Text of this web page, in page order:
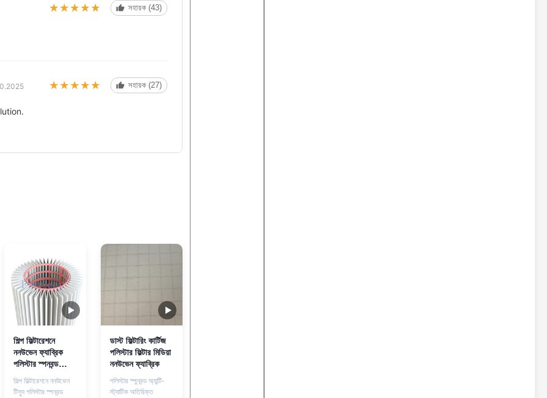
★★★★★
★★★★★ সহায়ক (43)
★★★★★
★★★★★ সহায়ক (27)
শিল্প ফিল্টারেশনে
ননউভেন ফ্যাব্রিক
পলিস্টার স্পনবন্ড
পিটিএফই ঝিল্লি
শিল্প ফিল্টারেশনে ননউভেন
টিস্যু পলিস্টার স্পনবন্ড
ডাস্ট ফিল্টারিং কার্টিজ
পলিস্টার ফিল্টার মিডিয়া
ননউভেন ফ্যাব্রিক
পলিস্টার স্পুনবন্ড অ্যান্টি-
স্ট্যাটিক অতিরিক্ত